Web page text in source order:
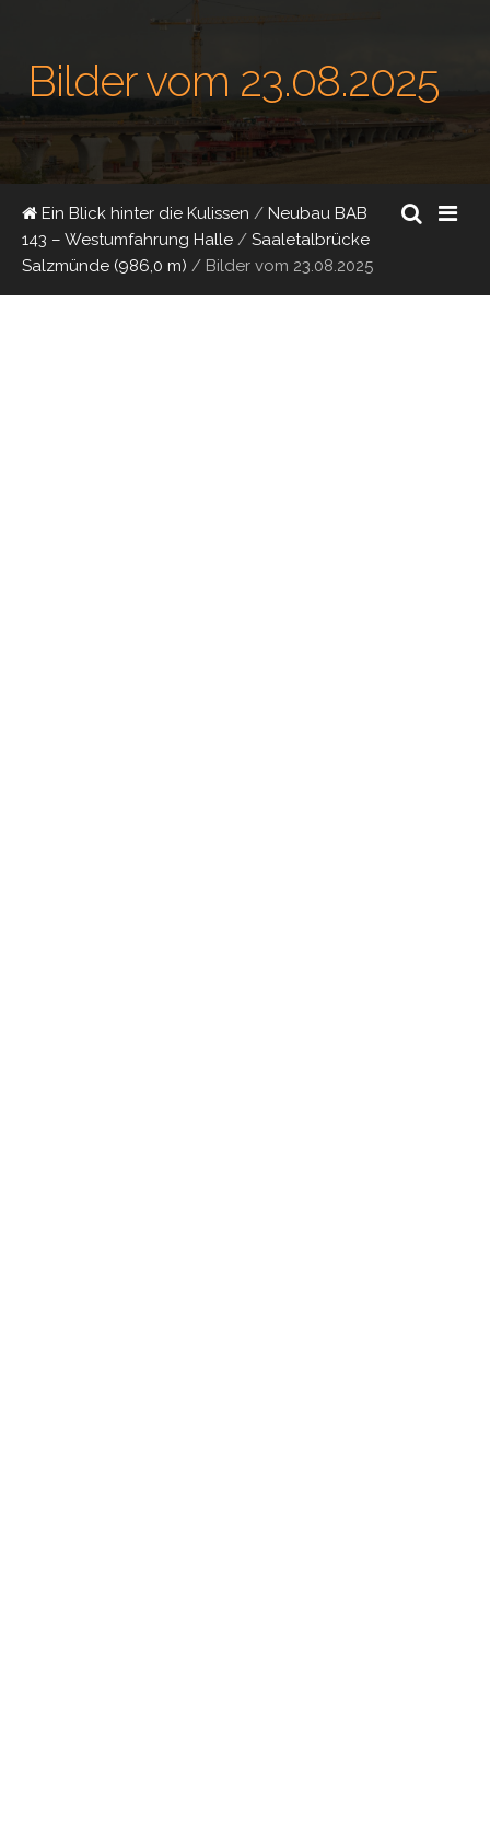
Bilder vom 23.08.2025
Ein Blick hinter die Kulissen / Neubau BAB
143 – Westumfahrung Halle / Saaletalbrücke
Salzmünde (986,0 m) / Bilder vom 23.08.2025